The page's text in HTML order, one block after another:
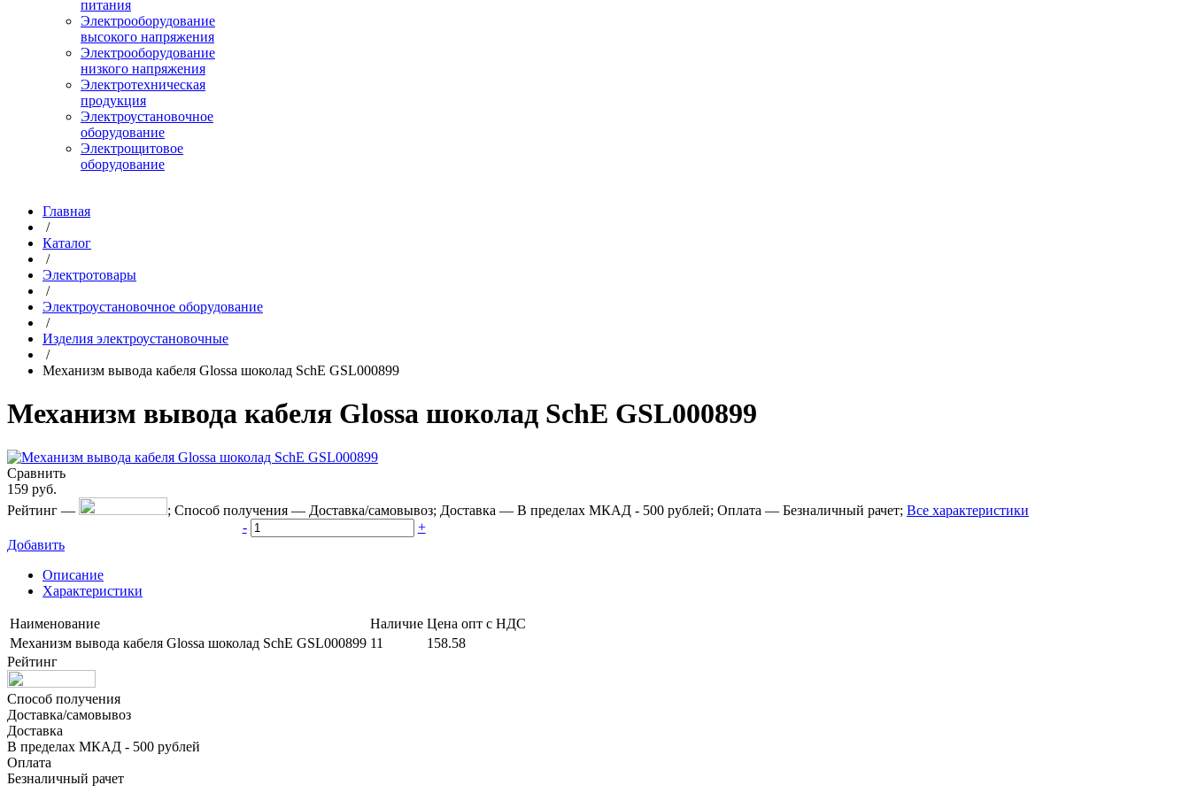
питания
Электрооборудование
высокого напряжения
Электрооборудование
низкого напряжения
Электротехническая
продукция
Электроустановочное
оборудование
Электрощитовое
оборудование
Главная
/
Каталог
/
Электротовары
/
Электроустановочное оборудование
/
Изделия электроустановочные
/
Механизм вывода кабеля Glossa шоколад SchE GSL000899
Механизм вывода кабеля Glossa шоколад SchE GSL000899
Сравнить
159 руб.
Рейтинг — ; Способ получения — Доставка/самовывоз; Доставка — В пределах МКАД - 500 рублей; Оплата — Безналичный рачет; Все характеристики
-
+
Добавить
Описание
Характеристики
Наименование Наличие Цена опт с НДС
Механизм вывода кабеля Glossa шоколад SchE GSL000899 11
158.58
Рейтинг
Способ получения
Доставка/самовывоз
Доставка
В пределах МКАД - 500 рублей
Оплата
Безналичный рачет